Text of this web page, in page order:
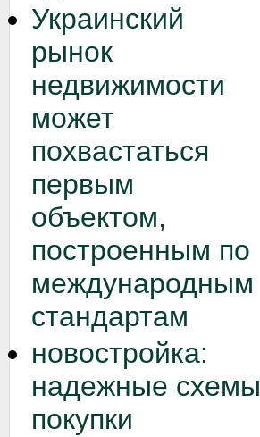
Украинский
рынок
недвижимости
может
похвастаться
первым
объектом,
построенным по
международным
стандартам
новостройка:
надежные схемы
покупки